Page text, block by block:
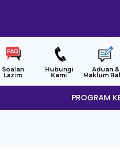
Soalan
Lazim
Hubungi
Kami
Aduan &
Maklum
PROGRAM